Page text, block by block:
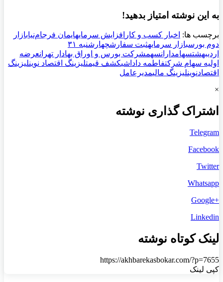
به این نوشته امتیاز بدهید!
برچسب ها: اخبار کسب و کار افزایش سرمایهایمان فرجام‌نیابازار
دوم بورسبازار سرمایهثبت سفارش
چهارشنبه ۳۱
اردیبهشتسهامدارانسهمشرکت بورس و اوراق بهادار تهرانعرضه
اولیه سهام شرکتفاطمه داداشیکشف قیمتلیزینگ اقتصاد نوینلیزینگ
اقتصادنوینلیزینگ مالیمدیرعامل
×
اشتراک گذاری نوشته
Telegram
Facebook
Twitter
Whatsapp
+Google
Linkedin
لینک کوتاه نوشته
https://akhbarekasbokar.com/?p=7655
کپی لینک